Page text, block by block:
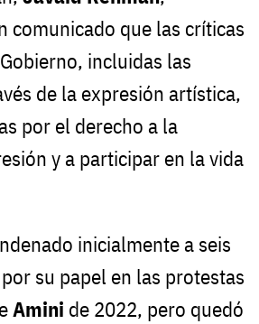
comunicado que las críticas
incluidas las
de la expresión artística,
por el derecho a la
y a participar en la vida
inicialmente a seis
su papel en las protestas
Amini de 2022, pero quedó